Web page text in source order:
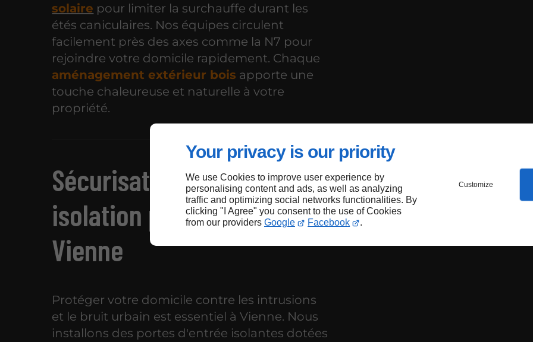
Your privacy is our priority
We use Cookies to improve user experience by
personalising content and ads, as well as analyzing
traffic and optimizing social networks functionalities. By
clicking "I Agree" you consent to the use of Cookies
from our providers Google Facebook .
Customize
solaire pour limiter la surchauffe durant les
étés caniculaires. Nos équipes circulent
facilement près des axes comme la N7 pour
rejoindre votre domicile rapidement. Chaque
aménagement extérieur bois apporte une
touche chaleureuse et naturelle à votre
propriété.
Sécurisation des accès et
isolation performante à
Vienne
Protéger votre domicile contre les intrusions
et le bruit urbain est essentiel à Vienne. Nous
installons des portes d'entrée isolantes dotées